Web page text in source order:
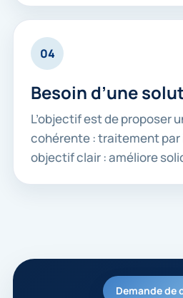
04
Besoin d’une
L’objectif est de proposer
cohérente : traitement
objectif clair : améliore
Demande de